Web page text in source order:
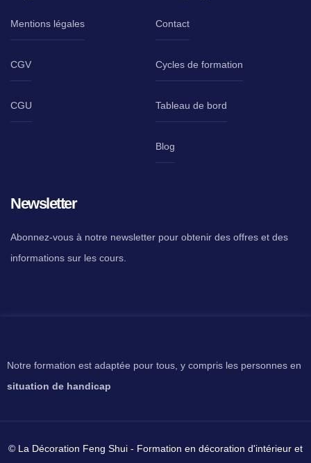
Mentions légales
CGV
CGU
Contact
Cycles de formation
Tableau de bord
Blog
Newsletter
Abonnez-vous à notre newsletter pour obtenir des offres et des
informations sur les cours.
Notre formation est adaptée pour tous, y compris les personnes en
situation de handicap
© La Décoration Feng Shui - Formation en décoration d'intérieur et